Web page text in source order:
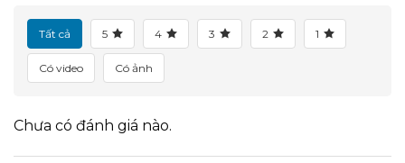
Tất cả 5 4 3 2 1
Có video Có ảnh
Chưa có đánh giá nào.